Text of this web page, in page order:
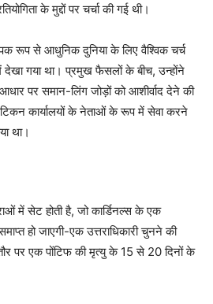
के मुद्दों पर चर्चा की गई थी।
रूप से आधुनिक दुनिया के लिए वैश्विक चर्च
गया था। प्रमुख फैसलों के बीच, उन्होंने
पर समान-लिंग जोड़ों को आशीर्वाद देने की
कार्यालयों के नेताओं के रूप में सेवा करने
था।
में सेट होती है, जो कार्डिनल्स के एक
हो जाएगी-एक उत्तराधिकारी चुनने की
पर एक पोंटिफ की मृत्यु के 15 से 20 दिनों के